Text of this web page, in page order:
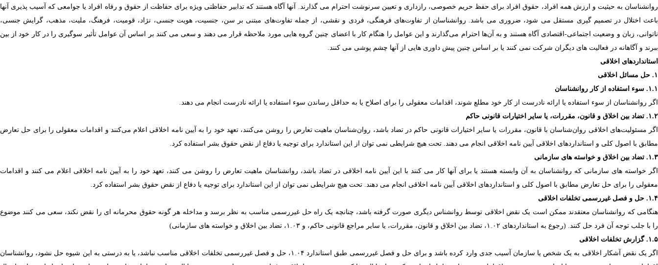
روانشناسان به حیثیت و ارزش همه افراد، حقوق افراد برای حفظ حریم خصوصی، رازداری و تعیین سرنوشت احترام می گذارند. آنها آگاه هستند که تدابیر حفاظتی ویژه برای حفاظت از حقوق و رفاه افراد یا جوامعی که آسیب پذیری آنها
باعث اختلال در تصمیم گیری مستقل می شود، ضروری می باشد. روانشناسان از تفاوت‌های فرهنگی، فردی و نقشی، از جمله تفاوت‌های مبتنی بر سن، جنسیت، هویت جنسی، نژاد، قومیت، فرهنگ، ملیت، مذهب، گرایش جنسی،
ناتوانی، زبان و وضعیت اجتماعی-اقتصادی آگاه هستند و به آن‌ها احترام می‌گذارند و این عوامل را هنگام کار با اعضای چنین گروه هایی مورد ملاحظه قرار می دهند و سعی می کنند بر اساس آن عوامل تأثیر سوگیری را در کار خود از بین
ببرند و آگاهانه در فعالیت های دیگران شرکت نمی کنند یا بر اساس چنین پیش داوری هایی از آنها چشم پوشی می کنند.
استانداردهای اخلاقی
۱. حل مسائل اخلاقی
۱.۱. سوء استفاده از کار روانشناسان
اگر روانشناسان از سوء استفاده یا ارائه نادرست از کار خود مطلع شوند، اقدامات معقولی را برای اصلاح یا به حداقل رساندن سوء استفاده یا ارائه نادرست انجام می دهند.
۱.۲. تضاد بین اخلاق و قانون، مقررات، یا سایر اختیارات قانونی حاکم
اگر مسئولیت‌های اخلاقی روان‌شناسان با قانون، مقررات یا سایر اختیارات قانونی حاکم در تضاد باشد، روان‌شناسان ماهیت تعارض را روشن می‌کنند، تعهد خود را به آیین نامه اخلاقی اعلام می‌کنند و اقدامات معقولی را برای حل تعارض
مطابق با اصول کلی و استانداردهای اخلاقی آیین نامه اخلاقی انجام می دهند. تحت هیچ شرایطی نمی توان از این استاندارد برای توجیه یا دفاع از نقض حقوق بشر استفاده کرد.
۱.۳. تضاد بین اخلاق و خواسته های سازمانی
اگر خواسته های سازمانی که روانشناسان به آن وابسته هستند یا برای آنها کار می کنند با این آیین نامه اخلاقی در تضاد باشد، روانشناسان ماهیت تعارض را روشن می کنند، تعهد خود را به آیین نامه اخلاقی اعلام می کنند و اقدامات
معقولی را برای حل تعارض مطابق با اصول کلی و استانداردهای اخلاقی آیین نامه اخلاقی انجام می دهند. تحت هیچ شرایطی نمی توان از این استاندارد برای توجیه یا دفاع از نقض حقوق بشر استفاده کرد.
۱.۴. حل و فصل غیررسمی تخلفات اخلاقی
هنگامی که روانشناسان معتقدند ممکن است یک نقض اخلاقی توسط روانشناس دیگری صورت گرفته باشد، چنانچه یک راه حل غیررسمی مناسب به نظر برسد و مداخله هر گونه حقوق محرمانه ای را نقض نکند، سعی می کنند موضوع
را با جلب توجه آن فرد حل کنند. (رجوع به استانداردهای ۱.۰۲، تضاد بین اخلاق و قانون، مقررات، یا سایر مراجع قانونی حاکم، و ۱.۰۳، تضاد بین اخلاق و خواسته های سازمانی)
۱.۵. گزارش تخلفات اخلاقی
اگر یک نقض آشکار اخلاقی به یک شخص یا سازمان آسیب جدی وارد کرده باشد و برای حل و فصل غیررسمی طبق استاندارد ۱.۰۴، حل و فصل غیررسمی تخلفات اخلاقی مناسب نباشد، یا به درستی به این شیوه حل نشود، روانشناسان